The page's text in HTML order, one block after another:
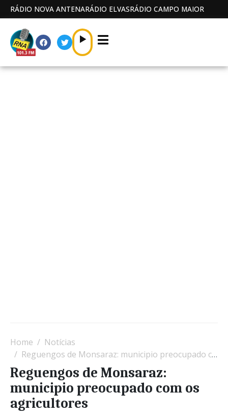
RÁDIO NOVA ANTENARÁDIO ELVASRÁDIO CAMPO MAIOR
Home
Notícias
Reguengos de Monsaraz: municipio preocupado com os agricultores
Reguengos de Monsaraz:
municipio preocupado com os
agricultores